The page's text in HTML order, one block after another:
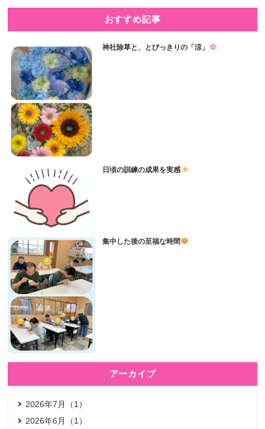
おすすめ記事
神社除草と、とびっきりの「涼」
日頃の訓練の成果を実感
集中した後の至福な時間
アーカイブ
2026年7月（1）
2026年6月（1）